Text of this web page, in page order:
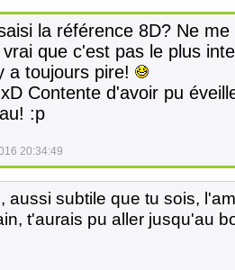
la référence 8D? Ne
que c'est pas le plus
a toujours pire!
Contente d'avoir pu
:p
20:34:49
aussi subtile que tu sois,
t'aurais pu aller jusqu'au